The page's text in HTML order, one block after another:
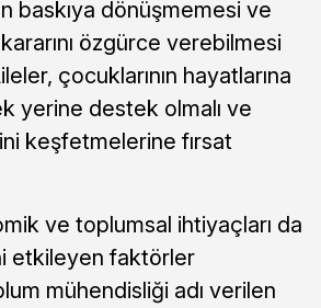
baskıya dönüşmemesi ve
özgürce verebilmesi
çocuklarının hayatlarına
yerine destek olmalı ve
keşfetmelerine fırsat
ve toplumsal ihtiyaçları da
etkileyen faktörler
mühendisliği adı verilen